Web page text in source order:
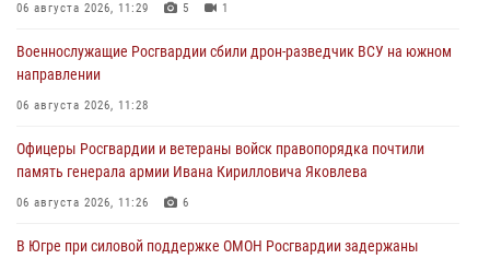
06 августа 2026, 11:29 5 1
Военнослужащие Росгвардии сбили дрон-разведчик ВСУ на южном
направлении
06 августа 2026, 11:28
Офицеры Росгвардии и ветераны войск правопорядка почтили
память генерала армии Ивана Кирилловича Яковлева
06 августа 2026, 11:26 6
В Югре при силовой поддержке ОМОН Росгвардии задержаны